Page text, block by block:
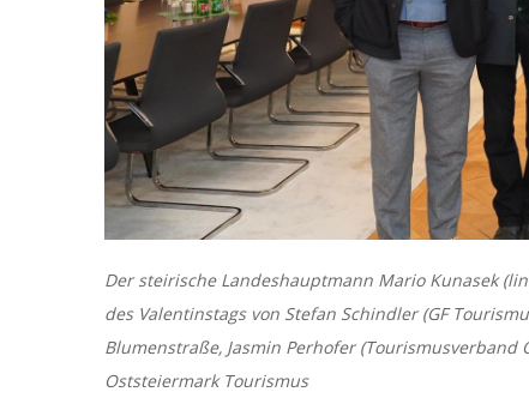
Der steirische Landeshauptmann Mario Kunasek
des Valentinstags von Stefan Schindler (GF
Blumenstraße, Jasmin Perhofer
Oststeiermark Tourismus